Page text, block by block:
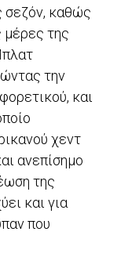
σεζόν, καθώς
μέρες της
την
και
χεντ
ανεπίσημο
της
και για
που